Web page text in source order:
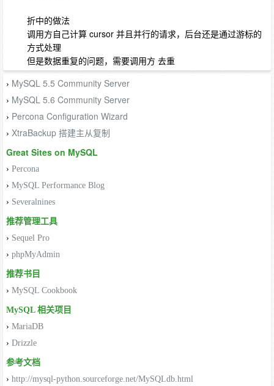
折中的做法
调用方自己计算 cursor 并且并行的请求，后台还是通过游标的
方式处理
但是数据重复的问题，需要调用方 去重
› MySQL 5.5 Community Server
› MySQL 5.6 Community Server
› Percona Configuration Wizard
› XtraBackup 搭建主从复制
Great Sites on MySQL
› Percona
› MySQL Performance Blog
› Severalnines
推荐管理工具
› Sequel Pro
› phpMyAdmin
推荐书目
› MySQL Cookbook
MySQL 相关项目
› MariaDB
› Drizzle
参考文档
› http://mysql-python.sourceforge.net/MySQLdb.html